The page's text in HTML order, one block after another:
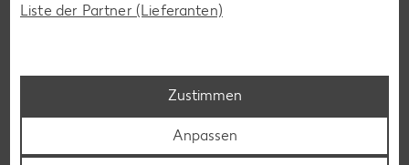
Liste der Partner (Lieferanten)
Zustimmen
Anpassen